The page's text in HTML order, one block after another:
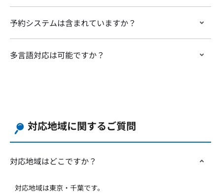
予約システムは含まれていますか？
多言語対応は可能ですか？
対応地域に関するご質問
対応地域はどこですか？
対応地域は東京・千葉です。